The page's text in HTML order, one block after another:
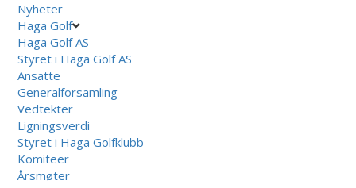
Nyheter
Haga Golf
Haga Golf AS
Styret i Haga Golf AS
Ansatte
Generalforsamling
Vedtekter
Ligningsverdi
Styret i Haga Golfklubb
Komiteer
Årsmøter